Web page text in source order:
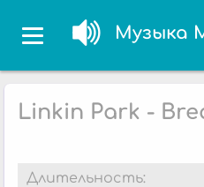
Музыка
Linkin Park -
Длительность: